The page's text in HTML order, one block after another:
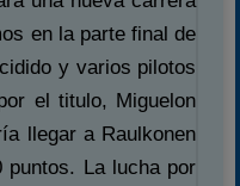
en la parte final de
y varios pilotos
el titulo, Miguelon
llegar a Raulkonen
La lucha por